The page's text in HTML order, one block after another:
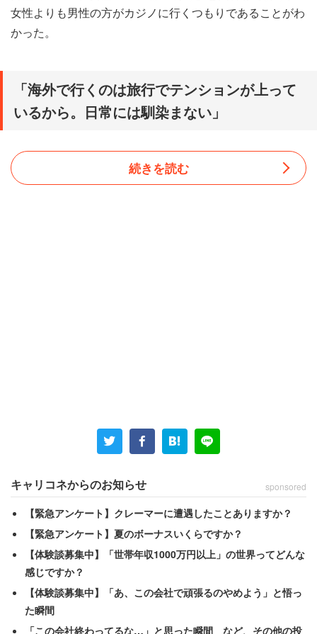
女性よりも男性の方がカジノに行くつもりであることがわ
かった。
「海外で行くのは旅行でテンションが上って
いるから。日常には馴染まない」
国内のカジノに行く人は少数
続きを読む
キャリコネからのお知らせ sponsored
【緊急アンケート】クレーマーに遭遇したことありますか？
【緊急アンケート】夏のボーナスいくらですか？
【体験談募集中】「世帯年収1000万円以上」の世界ってどんな
感じですか？
【体験談募集中】「あ、この会社で頑張るのやめよう」と悟っ
た瞬間
「この会社終わってるな…」と思った瞬間 など、その他の投